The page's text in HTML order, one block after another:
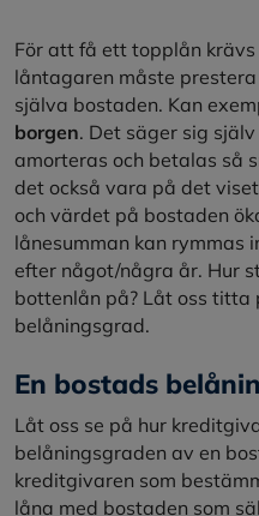
För att få ett topplån
låntagaren måste
själva bostaden. Kan
borgen. Det säger sig
amorteras och betalas så
det också vara på det
och värdet på bostaden
lånesumman kan rymmas
efter något/några år. Hur
bottenlån på? Låt oss titta
belåningsgrad.
En bostads
Låt oss se på hur
belåningsgraden av en
kreditgivaren som
låna med bostaden som